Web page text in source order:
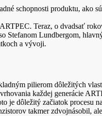
schopnosti produktu, ako
Teraz, o dvadsať
Stefanom Lundbergom,
a vývoji.
pilierom dôležitých
každej generácie
je dôležitý začiatok
takmer zdvojnásobil,